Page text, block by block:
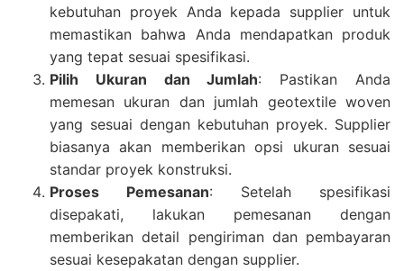
kebutuhan proyek Anda kepada supplier untuk
memastikan bahwa Anda mendapatkan produk
yang tepat sesuai spesifikasi.
Pilih Ukuran dan Jumlah: Pastikan Anda
memesan ukuran dan jumlah geotextile woven
yang sesuai dengan kebutuhan proyek. Supplier
biasanya akan memberikan opsi ukuran sesuai
standar proyek konstruksi.
Proses Pemesanan: Setelah spesifikasi
disepakati, lakukan pemesanan dengan
memberikan detail pengiriman dan pembayaran
sesuai kesepakatan dengan supplier.